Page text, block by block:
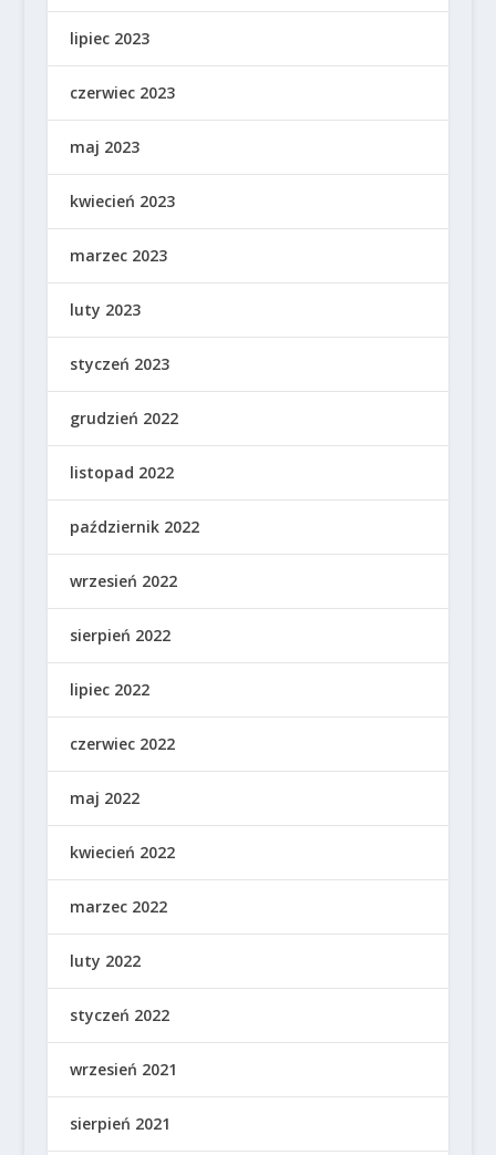
lipiec 2023
czerwiec 2023
maj 2023
kwiecień 2023
marzec 2023
luty 2023
styczeń 2023
grudzień 2022
listopad 2022
październik 2022
wrzesień 2022
sierpień 2022
lipiec 2022
czerwiec 2022
maj 2022
kwiecień 2022
marzec 2022
luty 2022
styczeń 2022
wrzesień 2021
sierpień 2021